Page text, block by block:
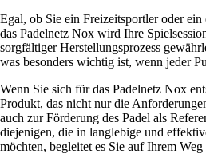
Egal, ob Sie ein Freizeitsportler oder
das Padelnetz Nox wird Ihre
sorgfältiger Herstellungsprozess
was besonders wichtig ist, wenn jeder
Wenn Sie sich für das Padelnetz Nox
Produkt, das nicht nur die
auch zur Förderung des Padel als
diejenigen, die in langlebige und
möchten, begleitet es Sie auf Ihrem